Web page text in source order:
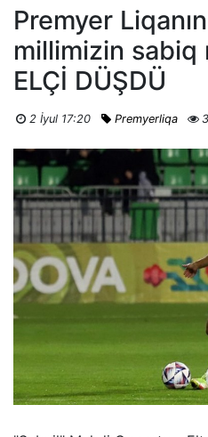
Premyer
millimizin sabiq
ELÇİ DÜŞDÜ
2 İyul 17:20 Premyerliqa